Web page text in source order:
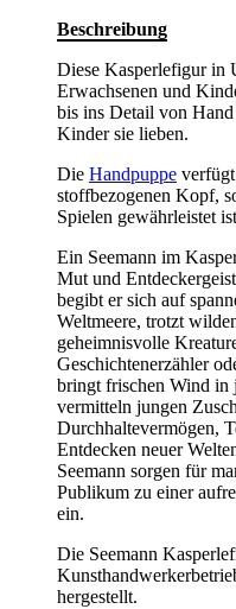
Beschreibung
Diese Kasperlefigur in
Erwachsenen und
bis ins Detail von
Kinder sie lieben.
Die Handpuppe
stoffbezogenen Kopf,
Spielen gewährleistet
Ein Seemann im
Mut und
begibt er sich auf
Weltmeere, trotzt
geheimnisvolle
Geschichtenerzähler
bringt frischen Wind in
vermitteln jungen
Durchhaltevermögen,
Entdecken neuer
Seemann sorgen für
Publikum zu einer
ein.
Die Seemann
hergestellt.